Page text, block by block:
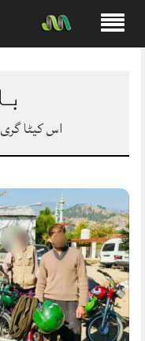
اس کیٹا